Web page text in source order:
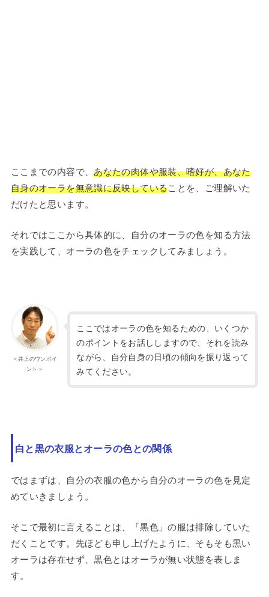
ここまでの内容で、あなたの肉体や服装、嗜好が、あなた
自身のオーラを無意識に反映していることを、ご理解いた
だけたと思います。
それではここから具体的に、自分のオーラの色を知る方法
を実践して、オーラの色をチェックしてみましょう。
＜井上のワンポイ
ント＞
ここではオーラの色を知るための、いくつか
のポイントをお話ししますので、それを読み
ながら、自分自身の日頃の傾向を振り返って
みてください。
白と黒の衣服とオーラの色との関係
ではまずは、自分の衣服の色から自分のオーラの色を見定
めていきましょう。
そこで最初に言えることは、「黒色」の服は排除していた
だくことです。先ほども申し上げたように、そもそも黒い
オーラは存在せず、黒色とはオーラが無い状態を表しま
す。